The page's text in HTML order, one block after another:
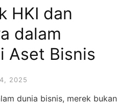
HKI dan
dalam
Aset Bisnis
2025
dunia bisnis, merek bukan